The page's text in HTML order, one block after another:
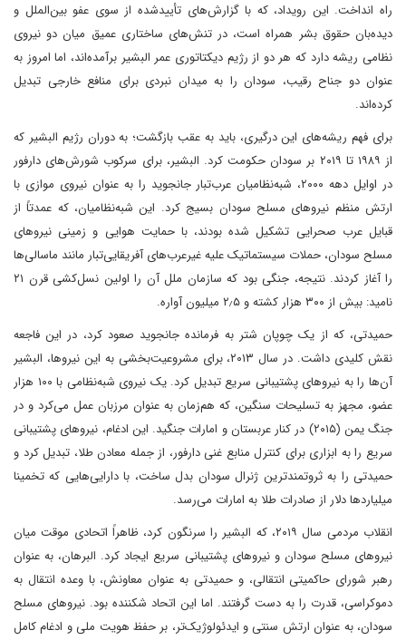
راه انداخت. این رویداد، که با گزارش‌های تأییدشده از سوی عفو بین‌الملل و
دیده‌بان حقوق بشر همراه است، در تنش‌های ساختاری عمیق میان دو نیروی
نظامی ریشه دارد که هر دو از رژیم دیکتاتوری عمر البشیر برآمده‌اند، اما امروز به
عنوان دو جناح رقیب، سودان را به میدان نبردی برای منافع خارجی تبدیل
کرده‌اند.
برای فهم ریشه‌های این درگیری، باید به عقب بازگشت؛ به دوران رژیم البشیر که
از ۱۹۸۹ تا ۲۰۱۹ بر سودان حکومت کرد. البشیر، برای سرکوب شورش‌های دارفور
در اوایل دهه ۲۰۰۰، شبه‌نظامیان عرب‌تبار جانجوید را به عنوان نیروی موازی با
ارتش منظم نیروهای مسلح سودان بسیج کرد. این شبه‌نظامیان، که عمدتاً از
قبایل عرب صحرایی تشکیل شده بودند، با حمایت هوایی و زمینی نیروهای
مسلح سودان، حملات سیستماتیک علیه غیرعرب‌های آفریقایی‌تبار مانند ماسالی‌ها
را آغاز کردند. نتیجه، جنگی بود که سازمان ملل آن را اولین نسل‌کشی قرن ۲۱
نامید: بیش از ۳۰۰ هزار کشته و ۲٫۵ میلیون آواره.
حمیدتی، که از یک چوپان شتر به فرمانده جانجوید صعود کرد، در این فاجعه
نقش کلیدی داشت. در سال ۲۰۱۳، برای مشروعیت‌بخشی به این نیروها، البشیر
آن‌ها را به نیروهای پشتیبانی سریع تبدیل کرد. یک نیروی شبه‌نظامی با ۱۰۰ هزار
عضو، مجهز به تسلیحات سنگین، که هم‌زمان به عنوان مرزبان عمل می‌کرد و در
جنگ یمن (۲۰۱۵) در کنار عربستان و امارات جنگید. این ادغام، نیروهای پشتیبانی
سریع را به ابزاری برای کنترل منابع غنی دارفور، از جمله معادن طلا، تبدیل کرد و
حمیدتی را به ثروتمندترین ژنرال سودان بدل ساخت، با دارایی‌هایی که تخمینا
میلیاردها دلار از صادرات طلا به امارات می‌رسد.
انقلاب مردمی سال ۲۰۱۹، که البشیر را سرنگون کرد، ظاهراً اتحادی موقت میان
نیروهای مسلح سودان و نیروهای پشتیبانی سریع ایجاد کرد. البرهان، به عنوان
رهبر شورای حاکمیتی انتقالی، و حمیدتی به عنوان معاونش، با وعده انتقال به
دموکراسی، قدرت را به دست گرفتند. اما این اتحاد شکننده بود. نیروهای مسلح
سودان، به عنوان ارتش سنتی و ایدئولوژیک‌تر، بر حفظ هویت ملی و ادغام کامل